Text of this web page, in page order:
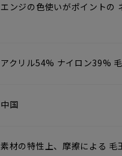
エンジの色使いがポイント
アクリル54% ナイロン39%
中国
素材の特性上、摩擦による 毛